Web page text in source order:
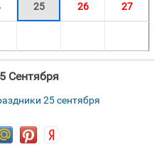
25 26 27
Сентября
25 сентября